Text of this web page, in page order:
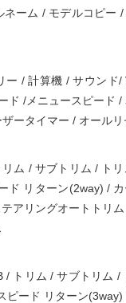
ネーム / モデルコピー
ー / 計算機 / サウンド/
ド /メニュースピード /
ータイマー / オールリ
ム / サブトリム / ト
ド リターン(2way) /
アリングオートトリ
/ トリム / サブトリム /
ピード リターン